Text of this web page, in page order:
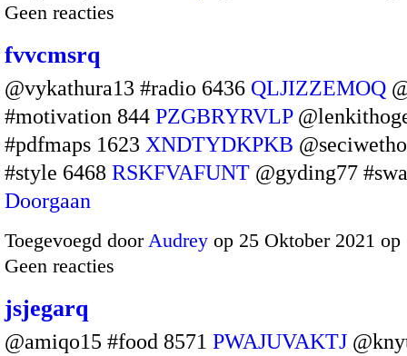
Geen reacties
fvvcmsrq
@vykathura13 #radio 6436 QLJIZZEMOQ
#motivation 844 PZGBRYRVLP
#pdfmaps 1623 XNDTYDKPKB
#style 6468 RSKFVAFUNT @gyding77
Doorgaan
Toegevoegd door Audrey op 25 Oktober 2021
Geen reacties
jsjegarq
@amiqo15 #food 8571 PWAJUVAKTJ